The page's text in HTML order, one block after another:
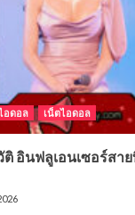
อดอล เน็ตไอดอล
อินฟลูเอนเซอร์สาย